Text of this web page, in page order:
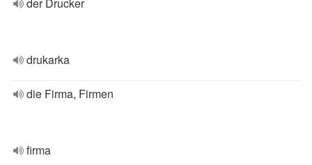
drukarka
die Firma, Firmen
firma